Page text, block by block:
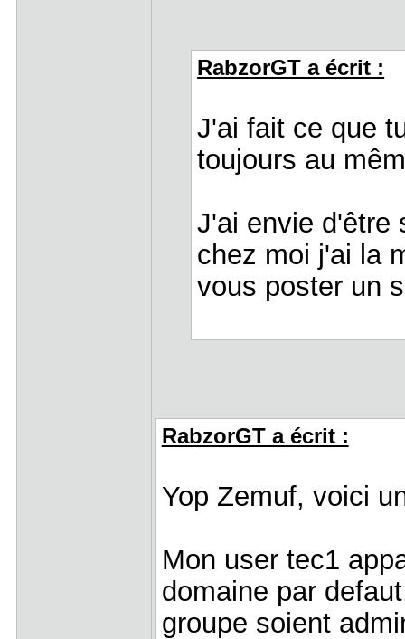
RabzorGT a écrit :
J'ai fait ce que
toujours au
J'ai envie d'être
chez moi j'ai la
vous poster un
RabzorGT a écrit :
Yop Zemuf, voici
Mon user tec1
domaine par
groupe soient